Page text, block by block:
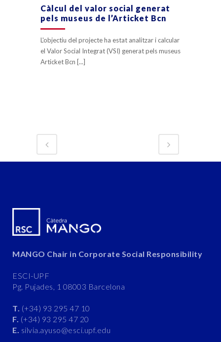
Càlcul del valor social generat
pels museus de l’Articket Bcn
L'objectiu del projecte ha estat analitzar i calcular
el Valor Social Integrat (VSI) generat pels museus
Articket Bcn [...]
MANGO Chair in Corporate Social Responsibility
ESCI-UPF
Pg. Pujades, 1 08003 Barcelona
T. (+34) 93 295 47 10
F. (+34) 93 295 47 20
E. silvia.ayuso@esci.upf.edu